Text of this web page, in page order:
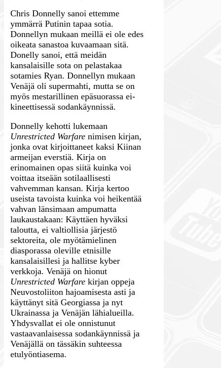
Chris Donnelly sanoi ettemme
ymmärrä Putinin tapaa sotia.
Donnellyn mukaan meillä ei ole edes
oikeata sanastoa kuvaamaan sitä.
Donelly sanoi, että meidän
kansalaisille sota on pelastakaa
sotamies Ryan. Donnellyn mukaan
Venäjä oli supermahti, mutta se on
myös mestarillinen epäsuorassa ei-
kineettisessä sodankäynnissä.
Donnelly kehotti lukemaan
Unrestricted Warfare nimisen kirjan,
jonka ovat kirjoittaneet kaksi Kiinan
armeijan everstiä. Kirja on
erinomainen opas siitä kuinka voi
voittaa itseään sotilaallisesti
vahvemman kansan. Kirja kertoo
useista tavoista kuinka voi heikentää
vahvan länsimaan ampumatta
laukaustakaan: Käyttäen hyväksi
taloutta, ei valtiollisia järjestö
sektoreita, ole myötämielinen
diasporassa oleville etnisille
kansalaisillesi ja hallitse kyber
verkkoja. Venäjä on hionut
Unrestricted Warfare kirjan oppeja
Neuvostoliiton hajoamisesta asti ja
käyttänyt sitä Georgiassa ja nyt
Ukrainassa ja Venäjän lähialueilla.
Yhdysvallat ei ole onnistunut
vastaavanlaisessa sodankäynnissä ja
Venäjällä on tässäkin suhteessa
etulyöntiasema.